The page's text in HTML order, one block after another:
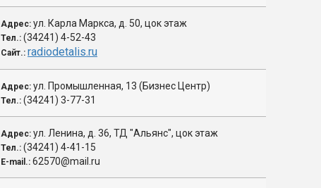
Адрес: ул. Карла Маркса, д. 50, цок этаж
Тел.: (34241) 4-52-43
Сайт.: radiodetalis.ru
Адрес: ул. Промышленная, 13 (Бизнес Центр)
Тел.: (34241) 3-77-31
Адрес: ул. Ленина, д. 36, ТД "Альянс", цок этаж
Тел.: (34241) 4-41-15
E-mail.: 62570@mail.ru